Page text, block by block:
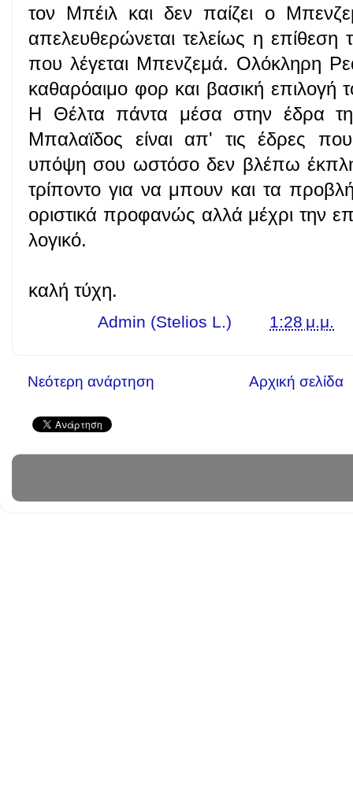
τον Μπέιλ και δεν παίζει ο
απελευθερώνεται τελείως η
που λέγεται Μπενζεμά. Ολόκληρη
καθαρόαιμο φορ και βασική επιλογή
Η Θέλτα πάντα μέσα στην έδρα
Μπαλαϊδος είναι απ' τις έδρες
υπόψη σου ωστόσο δεν βλέπω
τρίποντο για να μπουν και τα
οριστικά προφανώς αλλά μέχρι την
λογικό.
καλή τύχη.
Admin (Stelios L.) 1:28 μ.μ.
Νεότερη ανάρτηση Αρχική σελίδα